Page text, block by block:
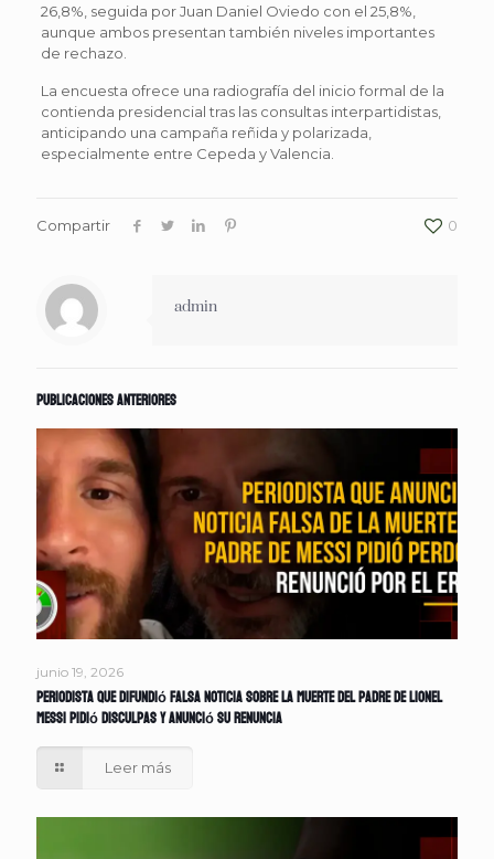
26,8%, seguida por Juan Daniel Oviedo con el 25,8%,
aunque ambos presentan también niveles importantes
de rechazo.
La encuesta ofrece una radiografía del inicio formal de la
contienda presidencial tras las consultas interpartidistas,
anticipando una campaña reñida y polarizada,
especialmente entre Cepeda y Valencia.
Compartir 0
admin
Publicaciones anteriores
junio 19, 2026
Periodista que difundió falsa noticia sobre la muerte del padre de Lionel
Messi pidió disculpas y anunció su renuncia
Leer más